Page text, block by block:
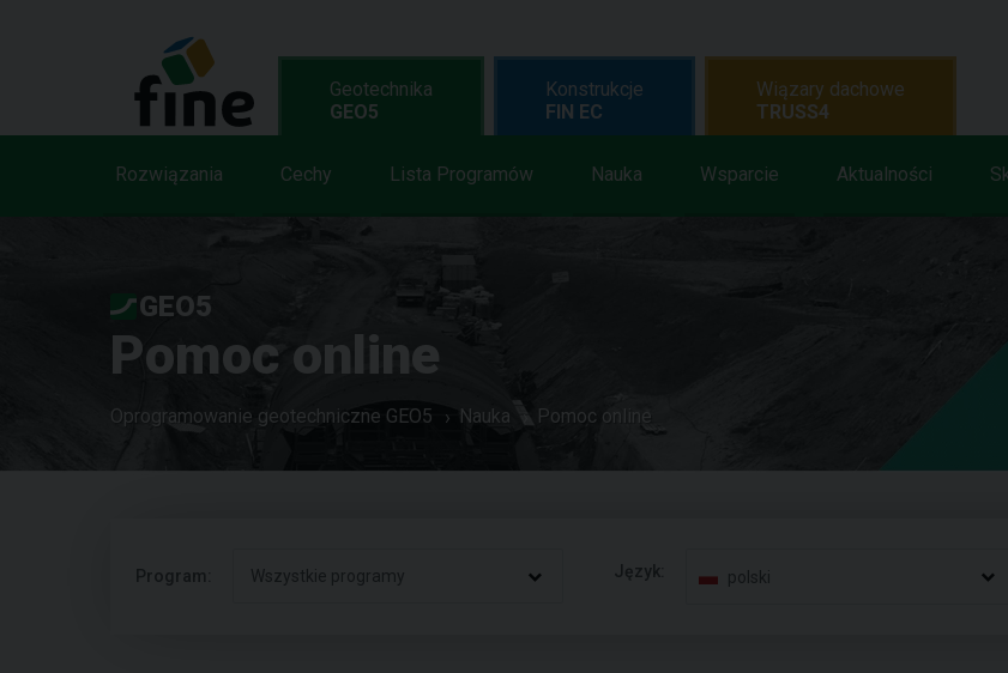
Geotechnika
GEO5
Rozwiązania Cechy Lista Programów Nauka Wsparcie Aktualności
Konstrukcje
FIN EC
Wiązary dachowe
TRUSS4
GEO5
Pomoc online
Oprogramowanie geotechniczne GEO5 Nauka Pomoc online
Program: Wszystkie programy Język: polski